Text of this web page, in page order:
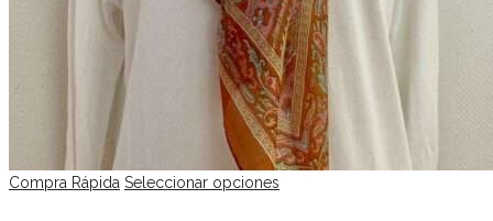
Compra Rápida Seleccionar opciones